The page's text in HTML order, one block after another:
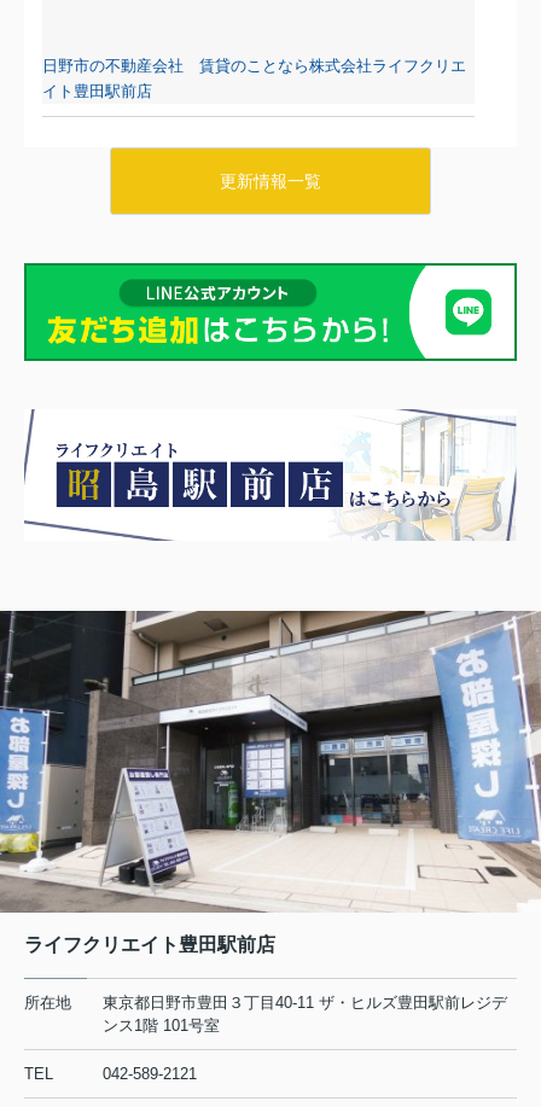
日野市の不動産会社 賃貸のことなら株式会社ライフクリエ
イト豊田駅前店
日野・豊田・八王子の賃貸物件情報をUPしました！
マーベリー石川205
7.8万円
東京都八王子市石川町984-1
中央線 日野駅 徒歩26分
物件詳細へ
日野市の不動産会社 賃貸のことなら株式会社ライフクリエ
イト豊田駅前店
2026.08.05
日野・豊田・八王子の賃貸物件情報をUPしました！
6.5万円
東京都日野市高幡680-12
京王線 高幡不動駅 徒歩6分
物件詳細へ
日野市の不動産会社 賃貸のことなら株式会社ライフクリエ
イト豊田駅前店
2026.08.04
日野市で一人暮らしを始めたい方必
見！賃貸の初期費用を抑えるコ...
初めて日野市で一人暮らしを始めると
き、最初に気になるのが賃貸の家賃相
場や初期費用ではないでしょうか。特
に社会人や学生の方にとって、毎月の
支出とまとまった初期費用のバランス
2026.08.04
更新情報一覧
ライフクリエイト豊田駅前店
所在地
東京都日野市豊田３丁目40-11 ザ・ヒルズ豊田駅前レジデ
ンス1階 101号室
TEL 042-589-2121